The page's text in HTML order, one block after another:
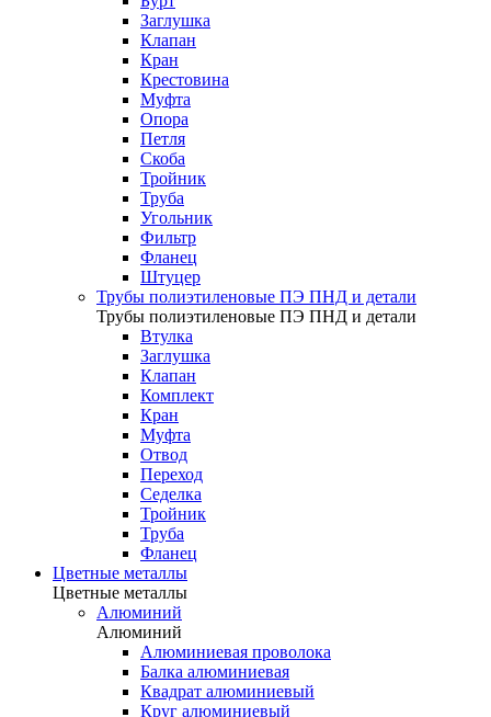
Заглушка
Клапан
Кран
Крестовина
Муфта
Опора
Петля
Скоба
Тройник
Труба
Угольник
Фильтр
Фланец
Штуцер
Трубы полиэтиленовые ПЭ ПНД и детали
Трубы полиэтиленовые ПЭ ПНД и детали
Втулка
Заглушка
Клапан
Комплект
Кран
Муфта
Отвод
Переход
Седелка
Тройник
Труба
Фланец
Цветные металлы
Цветные металлы
Алюминий
Алюминий
Алюминиевая проволока
Балка алюминиевая
Квадрат алюминиевый
Круг алюминиевый